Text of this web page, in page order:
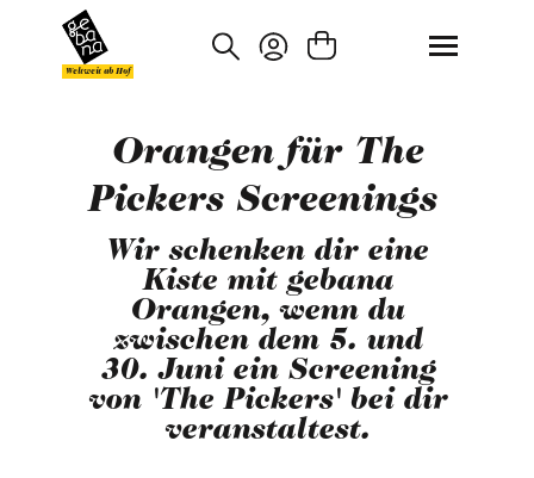
Hauptinhalt springen
Zur Suche springen
Weltweit ab Hof
Orangen für The
Pickers Screenings
Wir schenken dir eine
Kiste mit gebana
Orangen, wenn du
zwischen dem 5. und
30. Juni ein Screening
von 'The Pickers' bei dir
veranstaltest.